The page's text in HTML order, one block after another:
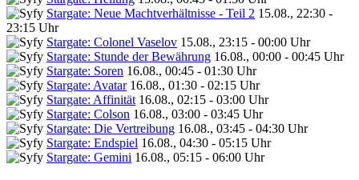
Stargate: Neue Machtverhältnisse - Teil 2 15.08., 22:30 -
23:15 Uhr
Stargate: Colonel Vaselov 15.08., 23:15 - 00:00 Uhr
Stargate: Stunde der Bewährung 16.08., 00:00 - 00:45 Uhr
Stargate: Soren 16.08., 00:45 - 01:30 Uhr
Stargate: Avatar 16.08., 01:30 - 02:15 Uhr
Stargate: Affinität 16.08., 02:15 - 03:00 Uhr
Stargate: Colson 16.08., 03:00 - 03:45 Uhr
Stargate: Die Vertreibung 16.08., 03:45 - 04:30 Uhr
Stargate: Endspiel 16.08., 04:30 - 05:15 Uhr
Stargate: Gemini 16.08., 05:15 - 06:00 Uhr